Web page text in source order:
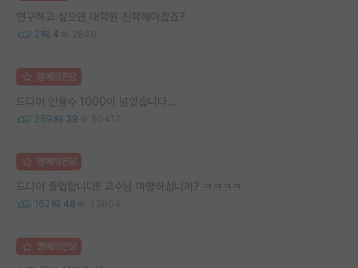
연구하고 싶으면 대학원 진학해야겠죠?
2 4 2848
명예의전당
드디어 인용수 1000이 넘었습니다...
259 39 50417
명예의전당
드디어 졸업합니다!! 교수님 마땅하십니까? ㅋㅋㅋㅋ
162 48 33804
명예의전당